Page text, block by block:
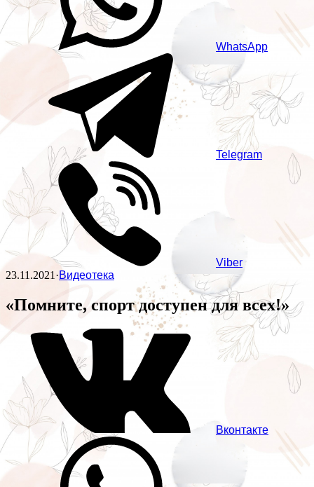
WhatsApp
Telegram
Viber
23.11.2021·Видеотека
«Помните, спорт доступен для всех!»
Вконтакте